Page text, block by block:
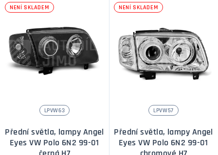
NENÍ SKLADEM
LPVW63
Přední světla, lampy Angel
Eyes VW Polo 6N2 99-01
NENÍ SKLADEM
LPVW57
Přední světla, lampy Angel
Eyes VW Polo 6N2 99-01